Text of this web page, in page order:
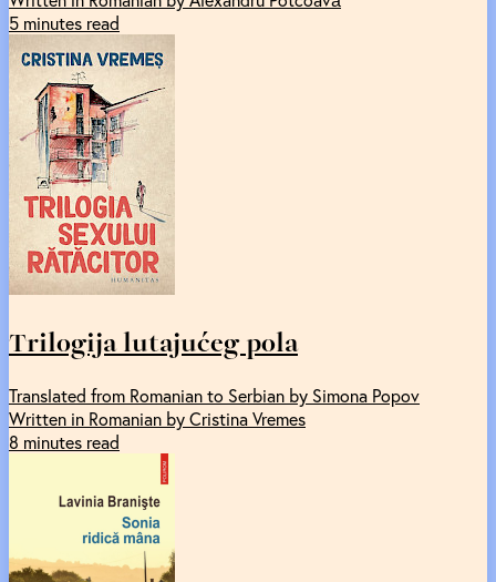
5 minutes read
Trilogija lutajućeg pola
Translated from Romanian to Serbian by Simona Popov
Written in Romanian by Cristina Vremes
8 minutes read